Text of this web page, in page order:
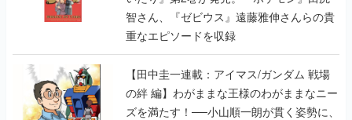
智さん、『ゼビウス』遠藤雅伸さんらの貴
重なエピソードを収録
【田中圭一連載：アイマス/ガンダム 戦場
の絆 編】わがままな王様のわがままなニー
ズを満たす！──小山順一朗が貫く姿勢に、